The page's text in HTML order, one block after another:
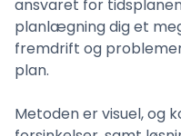
ansvaret for
planlægning dig et
fremdrift og
plan.
Metoden er visuel, og